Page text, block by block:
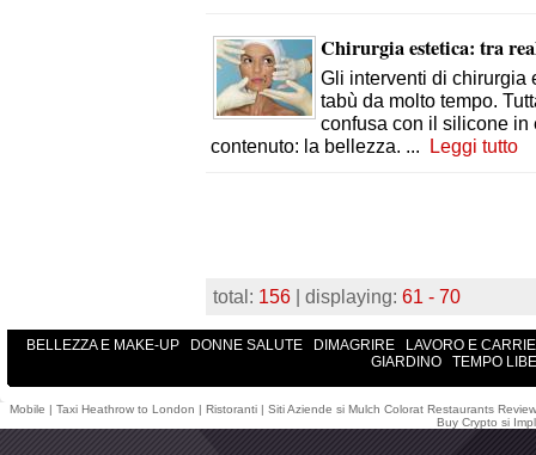
Chirurgia estetica: tra
Gli interventi di chirurgia
tabù da molto tempo.
confusa con il silicone
contenuto: la bellezza. ... Leggi tutto
total: 156 | displaying: 61 - 70
BELLEZZA E MAKE-UP DONNE SALUTE DIMAGRIRE
LAVORO E
GIARDINO
TEMPO
Mobile | Taxi Heathrow to London | Ristoranti | Siti Aziende si Mulch Colorat Restaurants
Buy Crypto si